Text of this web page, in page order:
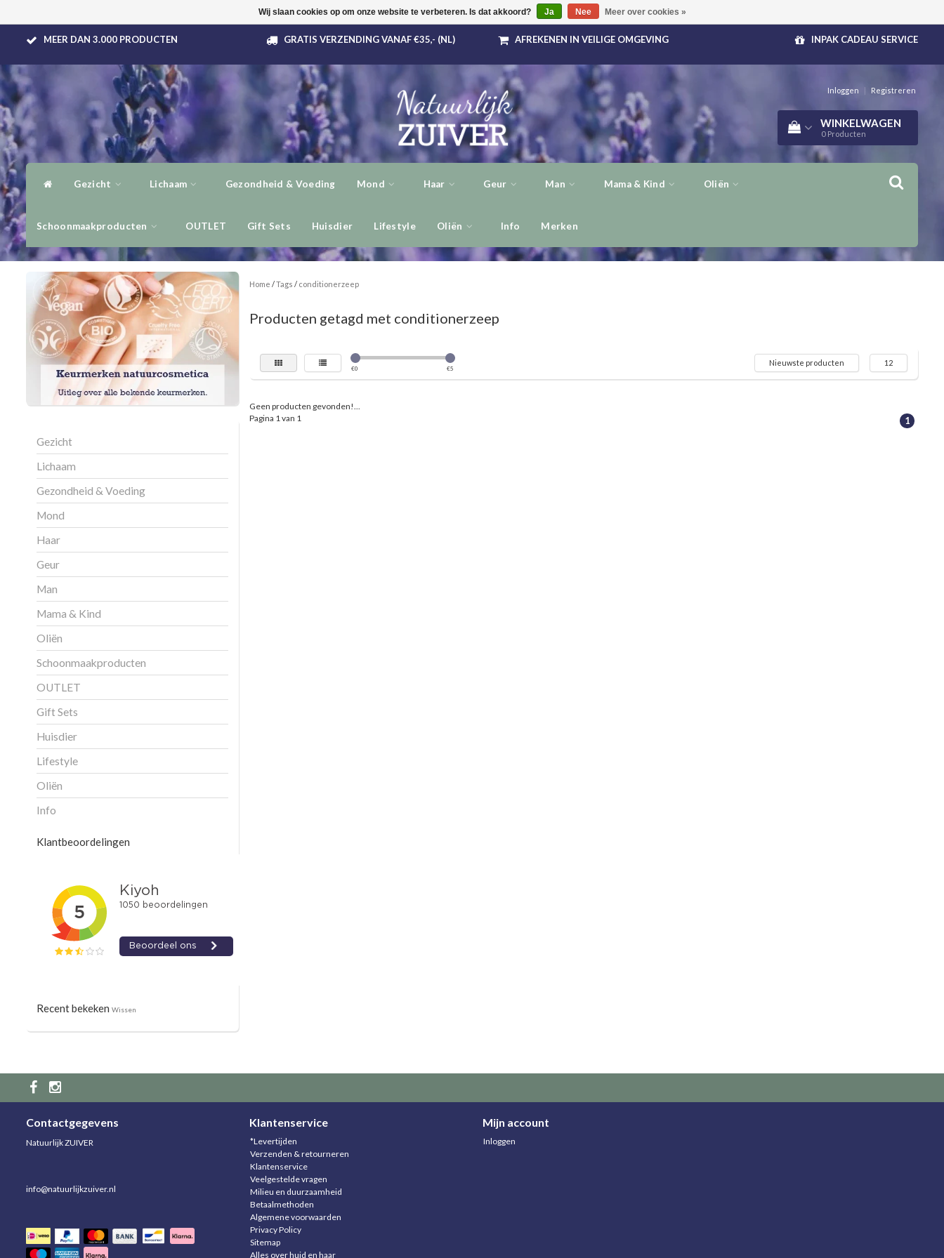
MEER DAN 3.000 PRODUCTEN GRATIS VERZENDING VANAF €35,- (NL) AFREKENEN IN VEILIGE OMGEVING INPAK CADEAU SERVICE
Inloggen | Registreren
WINKELWAGEN
0 Producten
Gezicht Lichaam Gezondheid & Voeding Mond Haar Geur Man Mama & Kind Oliën
Schoonmaakproducten OUTLET Gift Sets Huisdier Lifestyle Oliën Info Merken
Gezicht
Lichaam
Gezondheid & Voeding
Mond
Haar
Geur
Man
Mama & Kind
Oliën
Schoonmaakproducten
OUTLET
Gift Sets
Huisdier
Lifestyle
Oliën
Info
Klantbeoordelingen
Recent bekeken Wissen
Home /Tags / conditionerzeep
Producten getagd met conditionerzeep
€0 €5
Nieuwste producten 12
Geen producten gevonden!...
Pagina 1 van 1
1
Contactgegevens
Natuurlijk ZUIVER
info@natuurlijkzuiver.nl
Klantenservice
*Levertijden
Verzenden & retourneren
Klantenservice
Veelgestelde vragen
Milieu en duurzaamheid
Betaalmethoden
Algemene voorwaarden
Privacy Policy
Sitemap
Alles over huid en haar
Mijn account
Inloggen
Wij slaan cookies op om onze website te verbeteren. Is dat akkoord? Ja Nee Meer over cookies »